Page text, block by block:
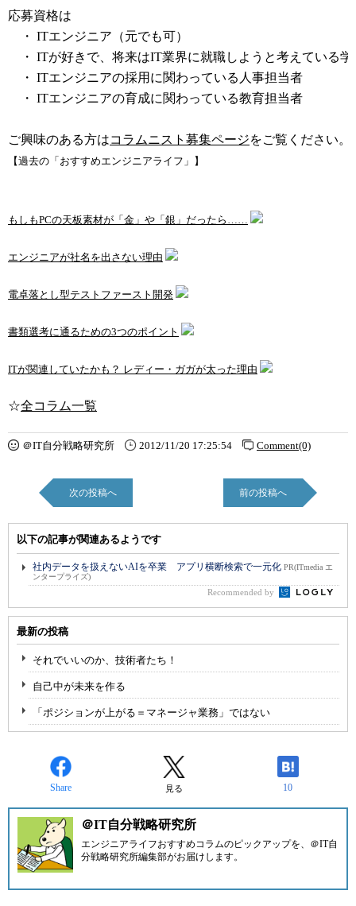
応募資格は
・ ITエンジニア（元でも可）
・ ITが好きで、将来はIT業界に就職しようと考えている学
・ ITエンジニアの採用に関わっている人事担当者
・ ITエンジニアの育成に関わっている教育担当者
ご興味のある方はコラムニスト募集ページをご覧ください。
【過去の「おすすめエンジニアライフ」】
もしもPCの天板素材が「金」や「銀」だったら……
エンジニアが社名を出さない理由
電卓落とし型テストファースト開発
書類選考に通るための3つのポイント
ITが関連していたかも？ レディー・ガガが太った理由
☆全コラム一覧
＠IT自分戦略研究所 2012/11/20 17:25:54 Comment(0)
次の投稿へ 前の投稿へ
以下の記事が関連あるようです
社内データを扱えないAIを卒業 アプリ横断検索で一元化 PR(ITmedia エ
ンタープライズ)
Recommended by
最新の投稿
それでいいのか、技術者たち！
自己中が未来を作る
「ポジションが上がる＝マネージャ業務」ではない
Share 見る 10
＠IT自分戦略研究所
エンジニアライフおすすめコラムのピックアップを、 ＠IT自
分戦略研究所編集部がお届けします。